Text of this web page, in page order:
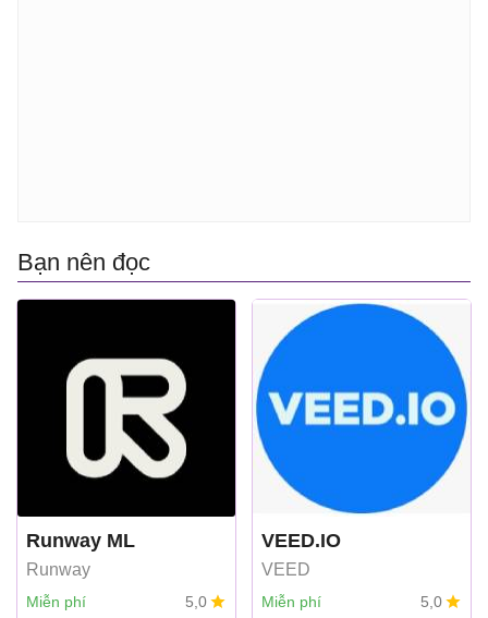
Bạn nên đọc
Runway ML
Runway
Miễn phí 5,0
VEED.IO
VEED
Miễn phí 5,0